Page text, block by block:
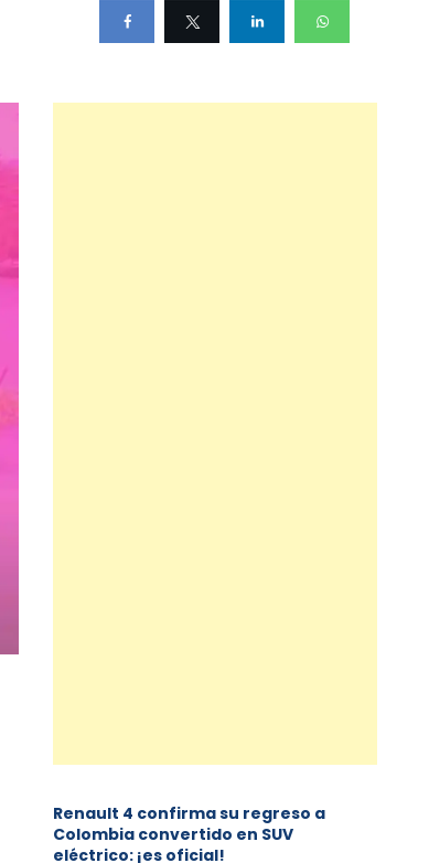
Renault 4 confirma su regreso a
Colombia convertido en SUV
eléctrico: ¡es oficial!